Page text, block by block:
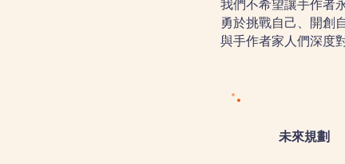
我們不希望讓手作者
勇於挑戰自己、開創
與手作者家人們深度對
未來規劃